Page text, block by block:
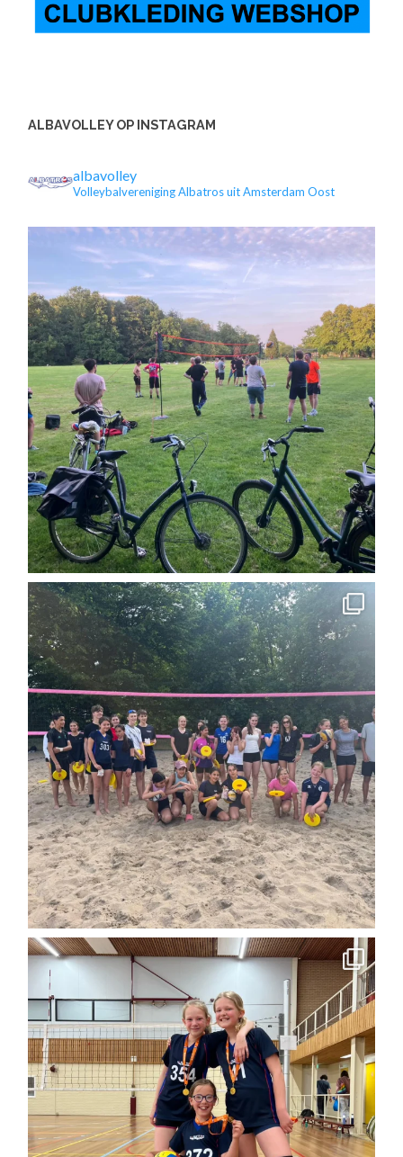
ALBAVOLLEY OP INSTAGRAM
albavolley
Volleybalvereniging Albatros uit Amsterdam Oost